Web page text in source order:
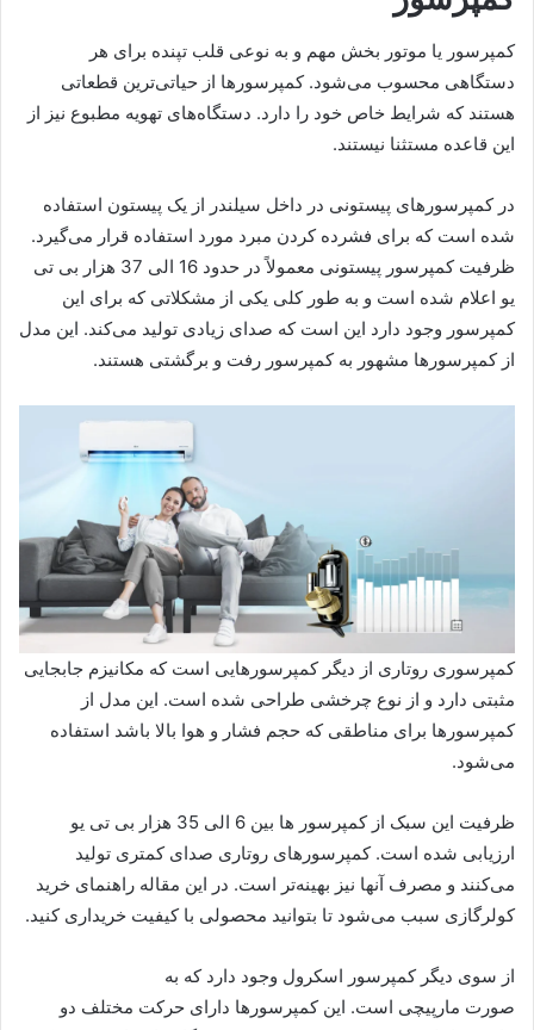
کمپرسور یا موتور بخش مهم و به نوعی قلب تپنده برای هر
دستگاهی محسوب می‌شود. کمپرسورها از حیاتی‌ترین قطعاتی
هستند که شرایط خاص خود را دارد. دستگاه‌های تهویه مطبوع نیز از
این قاعده مستثنا نیستند.
در کمپرسورهای پیستونی در داخل سیلندر از یک پیستون استفاده
شده است که برای فشرده کردن مبرد مورد استفاده قرار می‌گیرد.
ظرفیت کمپرسور پیستونی معمولاً در حدود 16 الی 37 هزار بی تی
یو اعلام شده است و به طور کلی یکی از مشکلاتی که برای این
کمپرسور وجود دارد این است که صدای زیادی تولید می‌کند. این مدل
از کمپرسورها مشهور به کمپرسور رفت و برگشتی هستند.
کمپرسوری روتاری از دیگر کمپرسورهایی است که مکانیزم جابجایی
مثبتی دارد و از نوع چرخشی طراحی شده است. این مدل از
کمپرسورها برای مناطقی که حجم فشار و هوا بالا باشد استفاده
می‌شود.
ظرفیت این سبک از کمپرسور ها بین 6 الی 35 هزار بی تی یو
ارزیابی شده است. کمپرسورهای روتاری صدای کمتری تولید
می‌کنند و مصرف آنها نیز بهینه‌تر است. در این مقاله راهنمای خرید
کولرگازی سبب می‌شود تا بتوانید محصولی با کیفیت خریداری کنید.
از سوی دیگر کمپرسور اسکرول وجود دارد که به
صورت مارپیچی است. این کمپرسورها دارای حرکت مختلف دو